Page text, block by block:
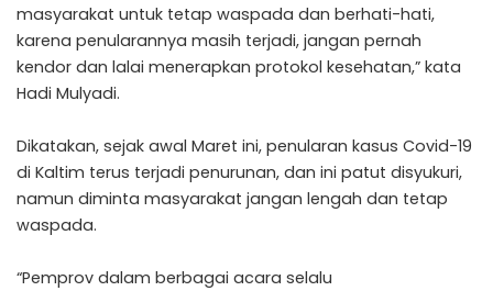
masyarakat untuk tetap waspada dan berhati-hati,
karena penularannya masih terjadi, jangan pernah
kendor dan lalai menerapkan protokol kesehatan,” kata
Hadi Mulyadi.
Dikatakan, sejak awal Maret ini, penularan kasus Covid-19
di Kaltim terus terjadi penurunan, dan ini patut disyukuri,
namun diminta masyarakat jangan lengah dan tetap
waspada.
“Pemprov dalam berbagai acara selalu